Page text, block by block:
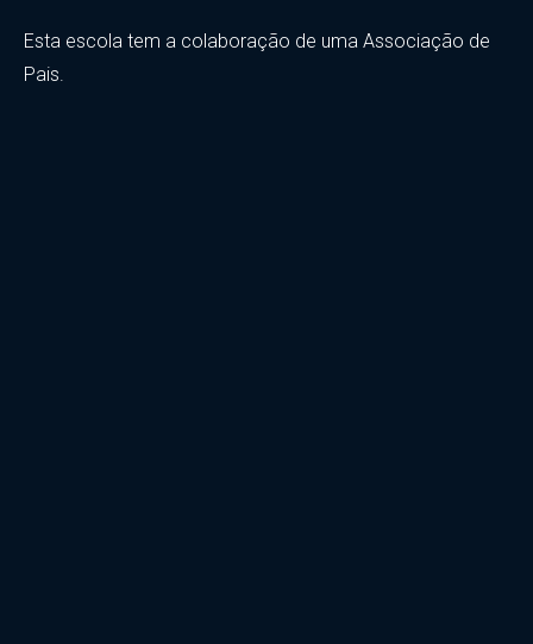
Esta escola tem a colaboração de uma Associação de
Pais.